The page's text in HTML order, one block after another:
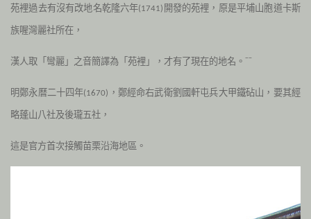
苑裡過去有沒有改地名乾隆六年(1741) 開發的苑裡，原是平埔山胞道卡斯
族喔灣麗社所在，
漢人取「彎麗」之音簡譯為「苑裡」，才有了現在的地名。ˉˉ
明鄭永曆二十四年(1670) ，鄭經命右武衛劉國軒屯兵大甲鐵砧山，要其經
略蓬山八社及後瓏五社，
這是官方首次接觸苗栗沿海地區。